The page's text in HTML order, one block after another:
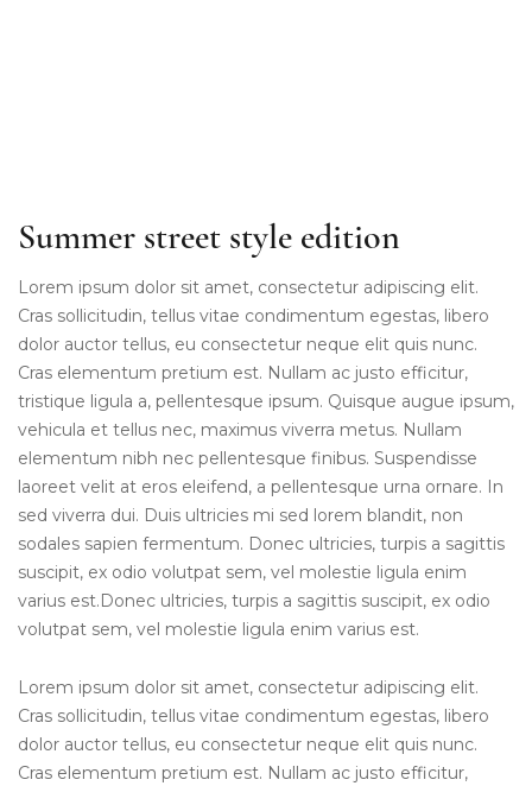
Summer street style edition
Lorem ipsum dolor sit amet, consectetur adipiscing elit.
Cras sollicitudin, tellus vitae condimentum egestas, libero
dolor auctor tellus, eu consectetur neque elit quis nunc.
Cras elementum pretium est. Nullam ac justo efficitur,
tristique ligula a, pellentesque ipsum. Quisque augue ipsum,
vehicula et tellus nec, maximus viverra metus. Nullam
elementum nibh nec pellentesque finibus. Suspendisse
laoreet velit at eros eleifend, a pellentesque urna ornare. In
sed viverra dui. Duis ultricies mi sed lorem blandit, non
sodales sapien fermentum. Donec ultricies, turpis a sagittis
suscipit, ex odio volutpat sem, vel molestie ligula enim
varius est.Donec ultricies, turpis a sagittis suscipit, ex odio
volutpat sem, vel molestie ligula enim varius est.
Lorem ipsum dolor sit amet, consectetur adipiscing elit.
Cras sollicitudin, tellus vitae condimentum egestas, libero
dolor auctor tellus, eu consectetur neque elit quis nunc.
Cras elementum pretium est. Nullam ac justo efficitur,